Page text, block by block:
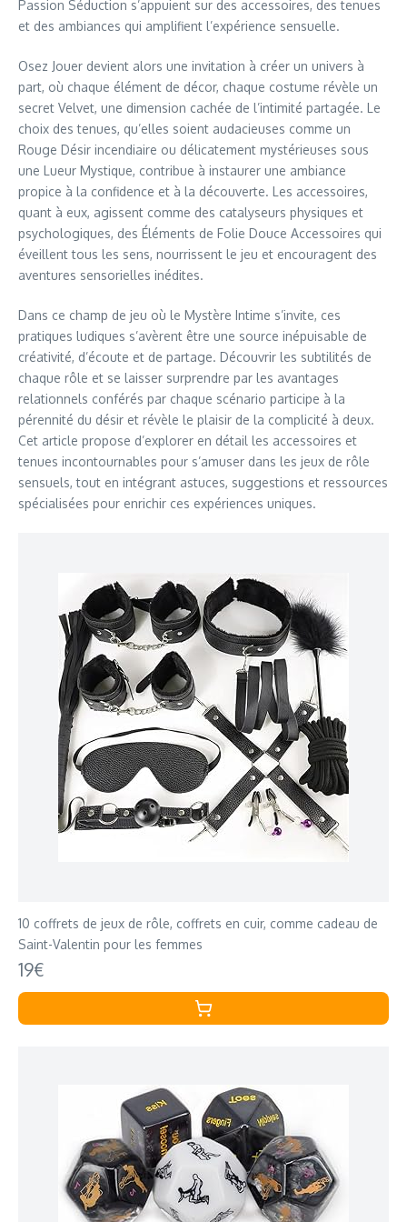
Passion Séduction s’appuient sur des accessoires, des tenues
et des ambiances qui amplifient l’expérience sensuelle.
Osez Jouer devient alors une invitation à créer un univers à
part, où chaque élément de décor, chaque costume révèle un
secret Velvet, une dimension cachée de l’intimité partagée. Le
choix des tenues, qu’elles soient audacieuses comme un
Rouge Désir incendiaire ou délicatement mystérieuses sous
une Lueur Mystique, contribue à instaurer une ambiance
propice à la confidence et à la découverte. Les accessoires,
quant à eux, agissent comme des catalyseurs physiques et
psychologiques, des Éléments de Folie Douce Accessoires qui
éveillent tous les sens, nourrissent le jeu et encouragent des
aventures sensorielles inédites.
Dans ce champ de jeu où le Mystère Intime s’invite, ces
pratiques ludiques s’avèrent être une source inépuisable de
créativité, d’écoute et de partage. Découvrir les subtilités de
chaque rôle et se laisser surprendre par les avantages
relationnels conférés par chaque scénario participe à la
pérennité du désir et révèle le plaisir de la complicité à deux.
Cet article propose d’explorer en détail les accessoires et
tenues incontournables pour s’amuser dans les jeux de rôle
sensuels, tout en intégrant astuces, suggestions et ressources
spécialisées pour enrichir ces expériences uniques.
10 coffrets de jeux de rôle, coffrets en cuir, comme cadeau de
Saint-Valentin pour les femmes
19€